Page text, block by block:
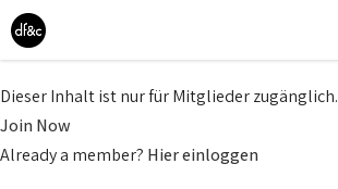
Dieser Inhalt ist nur für Mitglieder zugänglich.
Join Now
Already a member? Hier einloggen